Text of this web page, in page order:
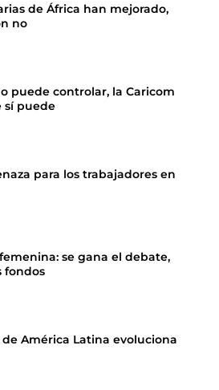
de África han mejorado,
no
puede controlar, la Caricom
sí puede
para los trabajadores en
se gana el debate,
fondos
América Latina evoluciona